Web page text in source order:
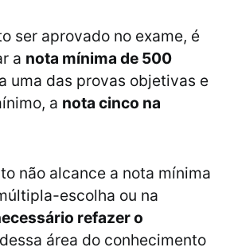
ser aprovado no exame, é
a nota mínima de 500
uma das provas objetivas e
a nota cinco na
não alcance a nota mínima
escolha ou na
refazer o
área do conhecimento